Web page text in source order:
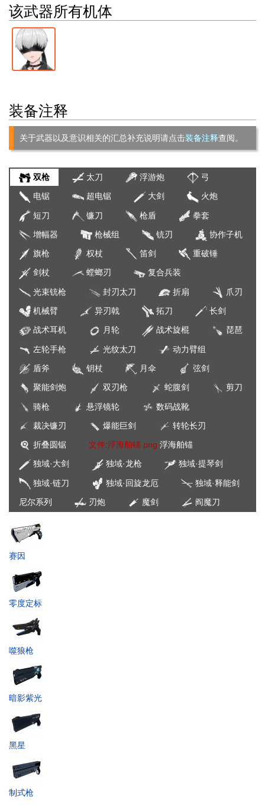
该武器所有机体
装备注释
关于武器以及意识相关的汇总补充说明请点击装备注释查阅。
双枪 太刀 浮游炮 弓
电锯 超电锯 大剑 火炮
短刀 镰刀 枪盾 拳套
增幅器 枪械组 铳刃 协作子机
旗枪 权杖 笛剑 重破锤
剑杖 螳螂刃 复合兵装
光束铳枪 封刃太刀 折扇 爪刃
机械臂 异刃戟 拓刀 长剑
战术耳机 月轮 战术旋棍 琵琶
左轮手枪 光纹太刀 动力臂组
盾斧 钥杖 月伞 弦剑
聚能剑炮 双刃枪 蛇腹剑 剪刀
骑枪 悬浮镜轮 数码战靴
裁决镰刃 爆能巨剑 转轮长刃
折叠圆锯 文件:浮海舶锚.png 浮海舶锚
独域·大剑 独域·龙枪 独域·提琴剑
独域·链刀 独域·回旋龙厄 独域·释能剑
尼尔系列 刃炮 魔剑 阎魔刀
赛因
零度定标
噬狼枪
暗影紫光
黑星
制式枪